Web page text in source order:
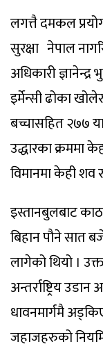
लगत्तै दमकल
सुरक्षा नेपाल
अधिकारी
इर्मेन्सी ढोका
बच्चासहित २७७
उद्धारका क्रममा
विमानमा केही शव
इस्तानबुलबाट
बिहान पौने सात
लागेको थियो ।
अन्तर्राष्ट्रिय
धावनमार्गमै
जहाजहरुको